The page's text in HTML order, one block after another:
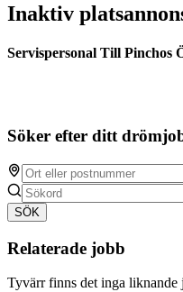
Inaktiv
Servispersonal Till Pinchos
Söker efter ditt
SÖK
Relaterade jobb
Tyvärr finns det inga